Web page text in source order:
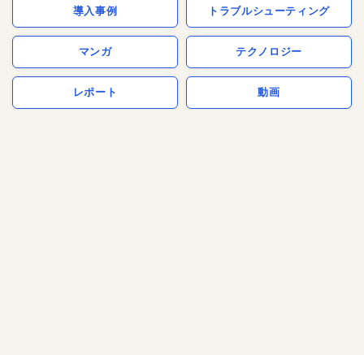
導入事例 トラブルシューティング
マンガ テクノロジー
レポート 動画